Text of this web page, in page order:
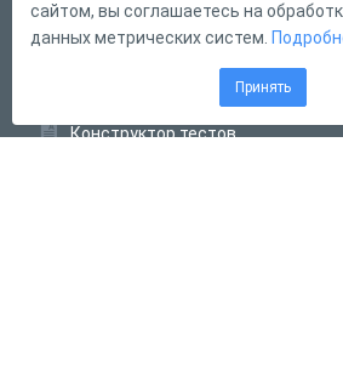
Форма обратной связи
Конструктор тестов
сайтом, вы соглашаетесь на
данных метрических систем.
Принять